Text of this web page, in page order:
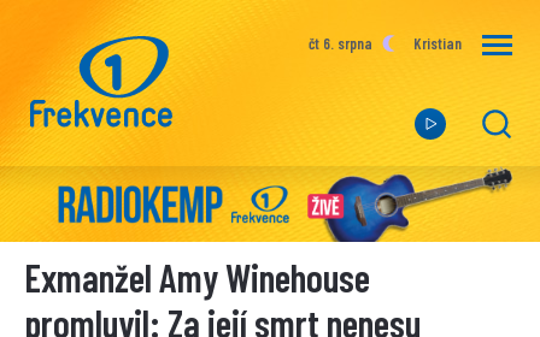
čt 6. srpna Kristian
Exmanžel Amy Winehouse
promluvil: Za její smrt nenesu